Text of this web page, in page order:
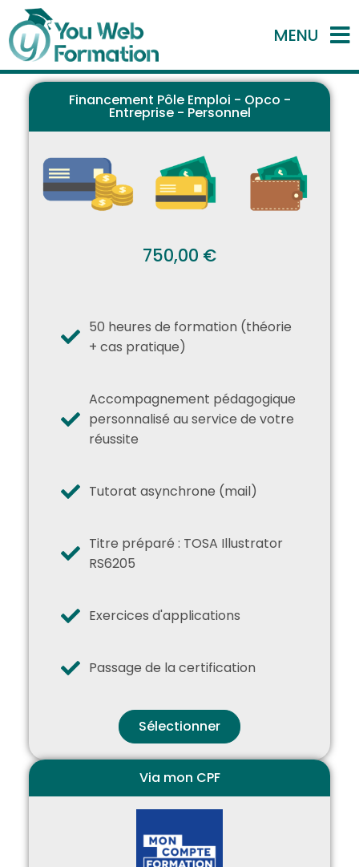
MENU
Financement Pôle Emploi - Opco -
Entreprise - Personnel
750,00 €
50 heures de formation (théorie
+ cas pratique)
Accompagnement pédagogique
personnalisé au service de votre
réussite
Tutorat asynchrone (mail)
Titre préparé : TOSA Illustrator
RS6205
Exercices d'applications
Passage de la certification
Sélectionner
Via mon CPF